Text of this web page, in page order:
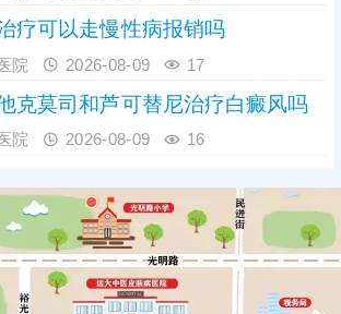
疗可以走慢性病报销吗
院 2026-08-09 17
克莫司和芦可替尼治疗白癜风吗
院 2026-08-09 16